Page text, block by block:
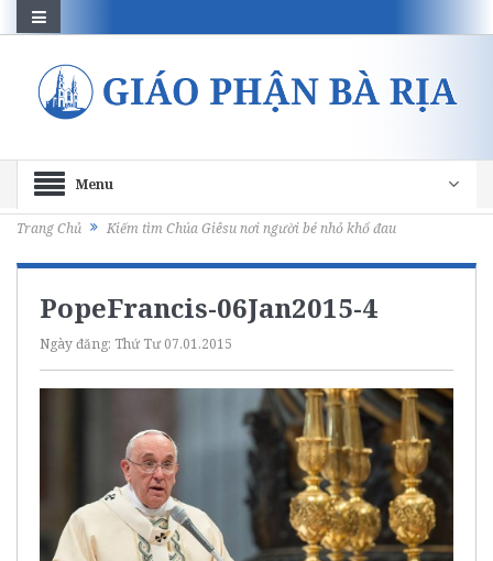
Menu
Trang Chủ Kiếm tìm Chúa Giêsu nơi người bé nhỏ khổ đau
PopeFrancis-06Jan2015-4
Ngày đăng: Thứ Tư 07.01.2015